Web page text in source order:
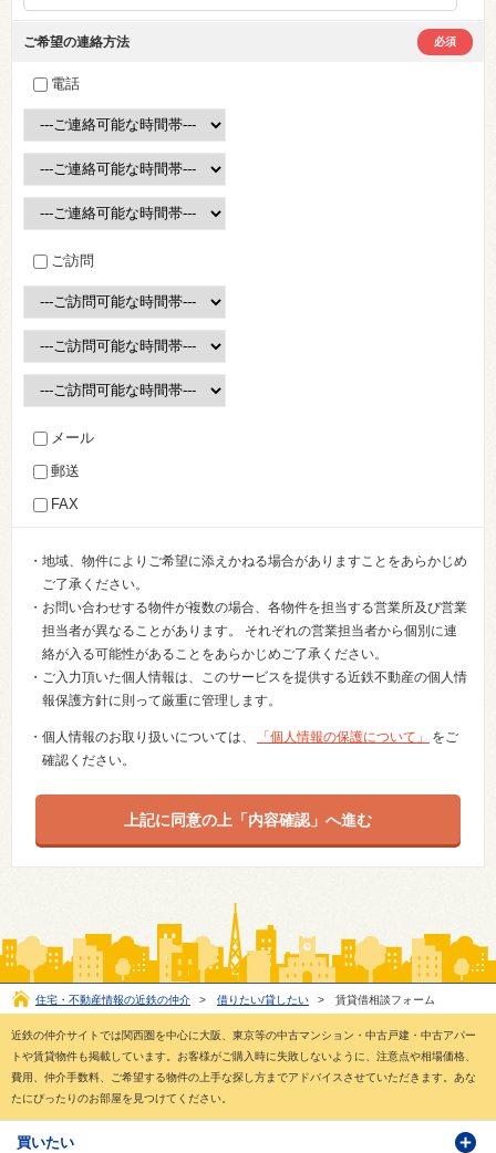
ご希望の連絡方法 必須
電話
ご訪問
メール
郵送
FAX
・地域、物件によりご希望に添えかねる場合がありますことをあらかじめ
ご了承ください。
・お問い合わせする物件が複数の場合、各物件を担当する営業所及び営業
担当者が異なることがあります。 それぞれの営業担当者から個別に連
絡が入る可能性があることをあらかじめご了承ください。
・ご入力頂いた個人情報は、このサービスを提供する近鉄不動産の個人情
報保護方針に則って厳重に管理します。
・個人情報のお取り扱いについては、 「個人情報の保護について」
をご
確認ください。
住宅・不動産情報の近鉄の仲介 > 借りたい/貸したい > 賃貸借相談フォーム
近鉄の仲介サイトでは関西圏を中心に大阪、東京等の中古マンション・中古戸建・中古アパー
トや賃貸物件も掲載しています。お客様がご購入時に失敗しないように、注意点や相場価格、
費用、仲介手数料、ご希望する物件の上手な探し方までアドバイスさせていただきます。あな
たにぴったりのお部屋を見つけてください。
買いたい